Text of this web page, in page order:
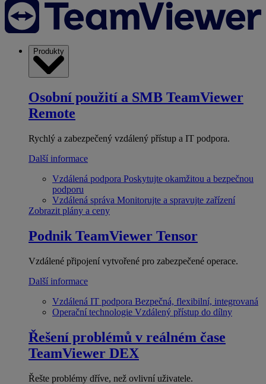
Produkty
Osobní použití a SMB TeamViewer
Remote
Rychlý a zabezpečený vzdálený přístup a IT podpora.
Další informace
Vzdálená podpora Poskytujte okamžitou a bezpečnou
podporu
Vzdálená správa Monitorujte a spravujte zařízení
Zobrazit plány a ceny
Podnik TeamViewer Tensor
Vzdálené připojení vytvořené pro zabezpečené operace.
Další informace
Vzdálená IT podpora Bezpečná, flexibilní, integrovaná
Operační technologie Vzdálený přístup do dílny
Řešení problémů v reálném čase
TeamViewer DEX
Řešte problémy dříve, než ovlivní uživatele.